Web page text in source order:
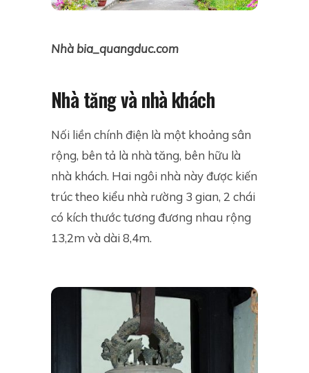
Nhà bia_quangduc.com
Nhà tăng và nhà khách
Nối liền chính điện là một khoảng sân
rộng, bên tả là nhà tăng, bên hữu là
nhà khách. Hai ngôi nhà này được kiến
trúc theo kiểu nhà rường 3 gian, 2 chái
có kích thước tương đương nhau rộng
13,2m và dài 8,4m.